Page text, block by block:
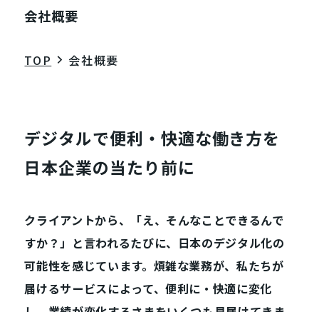
会社概要
TOP 会社概要
デジタルで便利・快適な働き⽅を
⽇本企業の当たり前に
クライアントから、「え、そんなことできるんで
すか？」と言われるたびに、日本のデジタル化の
可能性を感じています。煩雑な業務が、私たちが
届けるサービスによって、便利に・快適に変化